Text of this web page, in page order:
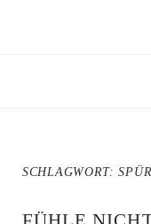
SCHLAGWORT: